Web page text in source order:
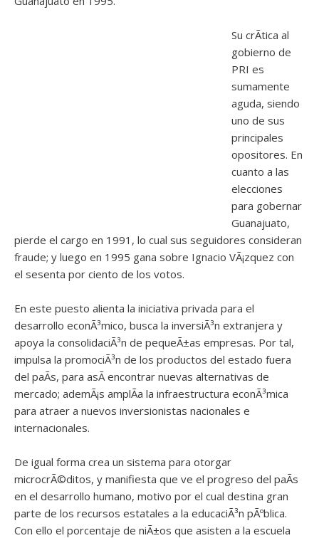
Su crÃ­tica al
gobierno de
PRI es
sumamente
aguda, siendo
uno de sus
principales
opositores. En
cuanto a las
elecciones
para gobernar
Guanajuato,
pierde el cargo en 1991, lo cual sus seguidores consideran
fraude; y luego en 1995 gana sobre Ignacio VÃ¡zquez con
el sesenta por ciento de los votos.
En este puesto alienta la iniciativa privada para el
desarrollo econÃ³mico, busca la inversiÃ³n extranjera y
apoya la consolidaciÃ³n de pequeÃ±as empresas. Por tal,
impulsa la promociÃ³n de los productos del estado fuera
del paÃ­s, para asÃ­ encontrar nuevas alternativas de
mercado; ademÃ¡s amplÃ­a la infraestructura econÃ³mica
para atraer a nuevos inversionistas nacionales e
internacionales.
De igual forma crea un sistema para otorgar
microcrÃ©ditos, y manifiesta que ve el progreso del paÃ­s
en el desarrollo humano, motivo por el cual destina gran
parte de los recursos estatales a la educaciÃ³n pÃºblica.
Con ello el porcentaje de niÃ±os que asisten a la escuela